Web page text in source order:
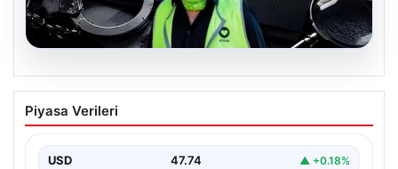
07.08.2026
Ahbap Derneği yönetimine kayyum
atandı. Fesih süreci başladı
Piyasa Verileri
USD 47.74 ▲ +0.18%